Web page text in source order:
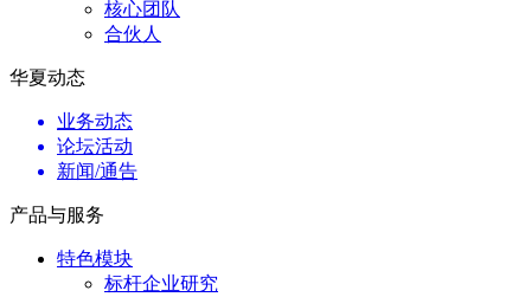
核心团队
合伙人
华夏动态
业务动态
论坛活动
新闻/通告
产品与服务
特色模块
标杆企业研究